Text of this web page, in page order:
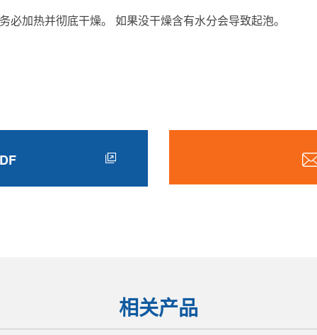
必加热并彻底干燥。 如果没干燥含有水分会导致起泡。
相关产品